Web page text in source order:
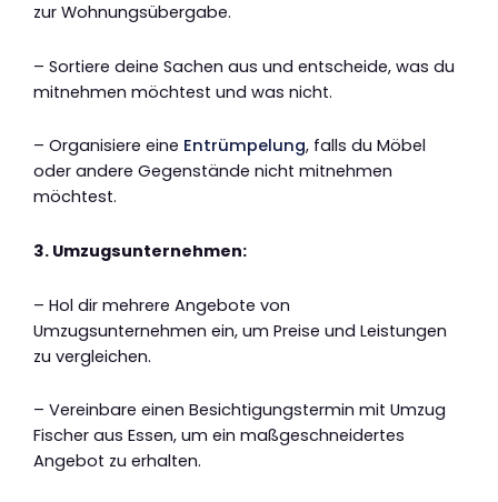
zur Wohnungsübergabe.
– Sortiere deine Sachen aus und entscheide, was du
mitnehmen möchtest und was nicht.
– Organisiere eine Entrümpelung, falls du Möbel
oder andere Gegenstände nicht mitnehmen
möchtest.
3. Umzugsunternehmen:
– Hol dir mehrere Angebote von
Umzugsunternehmen ein, um Preise und Leistungen
zu vergleichen.
– Vereinbare einen Besichtigungstermin mit Umzug
Fischer aus Essen, um ein maßgeschneidertes
Angebot zu erhalten.